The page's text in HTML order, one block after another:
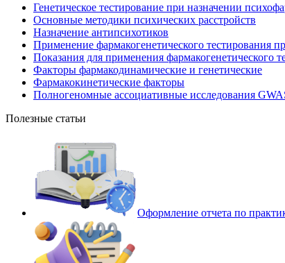
Генетическое тестирование при назначении
Основные методики психических расстройств
Назначение антипсихотиков
Применение фармакогенетического тестирования
Показания для применения фармакогенетического
Факторы фармакодинамические и генетические
Фармакокинетические факторы
Полногеномные ассоциативные исследования
Полезные статьи
Оформление отчета по